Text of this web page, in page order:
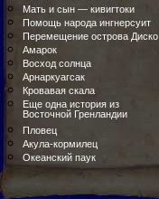
Мать и сын — кивигтоки
Помощь народа ингнерсуит
Перемещение острова Диско
Амарок
Восход солнца
Арнаркуагсак
Кровавая скала
Еще одна история из
Восточной Гренландии
Пловец
Акула-кормилец
Океанский паук